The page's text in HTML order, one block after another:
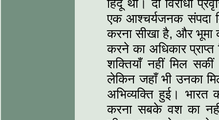
हिंदू थी। दो विरोधी
एक आश्चर्यजनक संपदा
करना सीखा है, और भूमा
करने का अधिकार प्राप्त
शक्तियाँ नहीं मिल
लेकिन जहाँ भी उनका
अभिव्यक्ति हुई। भारत
करना सबके वश का